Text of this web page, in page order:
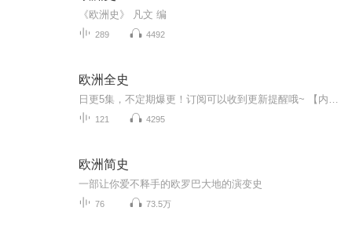
《欧洲史》 凡文 编
289 4492
欧洲全史
121 4295
欧洲简史
一部让你爱不释手的欧罗巴大地的演变史
76 73.5万